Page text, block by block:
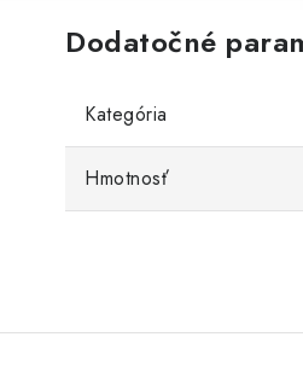
Dodatočné
Kategória
Hmotnosť